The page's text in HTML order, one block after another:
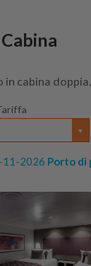
in cabina
11-2026 Porto di